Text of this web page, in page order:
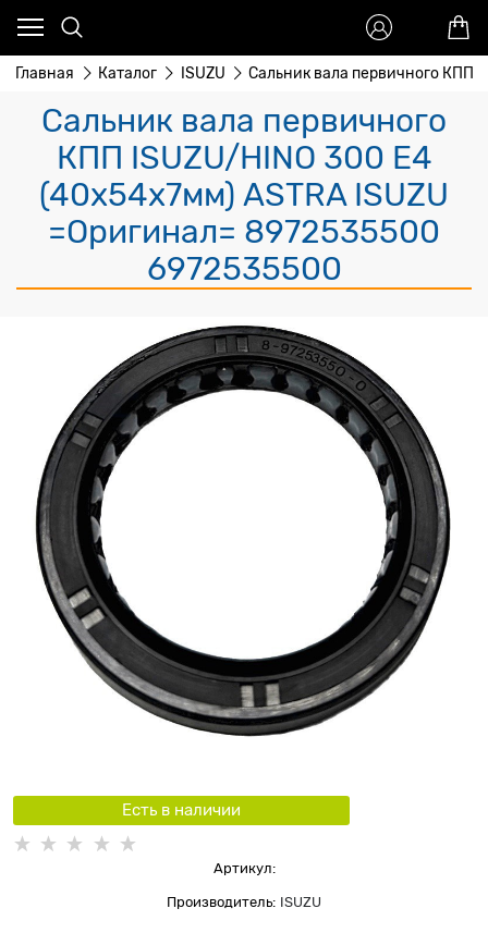
Главная Каталог ISUZU Сальник вала первичного КПП
Сальник вала первичного
КПП ISUZU/HINO 300 Е4
(40х54х7мм) ASTRA ISUZU
=Оригинал= 8972535500
6972535500
Есть в наличии
Артикул:
Производитель: ISUZU